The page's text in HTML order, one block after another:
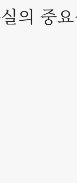
의 중